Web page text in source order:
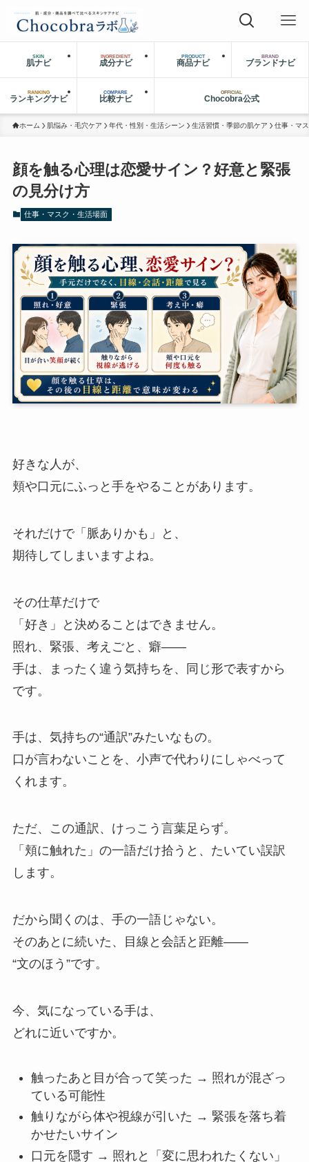
SKIN
肌ナビ
INGREDIENT
成分ナビ
PRODUCT
商品ナビ
BRAND
ブランドナビ
RANKING
ランキングナビ
COMPARE
比較ナビ
OFFICIAL
Chocobra公式
ホーム 肌悩み・毛穴ケア 年代・性別・生活シーン 生活習慣・季節の肌ケア 仕事・マ
顔を触る心理は恋愛サイン？好意と緊張
の見分け方
仕事・マスク・生活場面
好きな人が、
頬や口元にふっと手をやることがあります。
それだけで「脈ありかも」と、
期待してしまいますよね。
その仕草だけで
「好き」と決めることはできません。
照れ、緊張、考えごと、癖——
手は、まったく違う気持ちを、同じ形で表すから
です。
手は、気持ちの“通訳”みたいなもの。
口が言わないことを、小声で代わりにしゃべって
くれます。
ただ、この通訳、けっこう言葉足らず。
「頬に触れた」の一語だけ拾うと、たいてい誤訳
します。
だから聞くのは、手の一語じゃない。
そのあとに続いた、目線と会話と距離——
“文のほう”です。
今、気になっている手は、
どれに近いですか。
触ったあと目が合って笑った → 照れが混ざっ
ている可能性
触りながら体や視線が引いた → 緊張を落ち着
かせたいサイン
口元を隠す → 照れと「変に思われたくない」